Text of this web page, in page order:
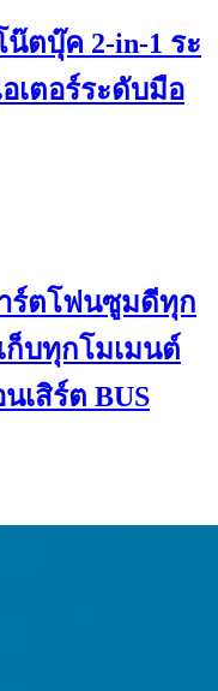
น๊ตบุ๊ค 2-in-1 ระ
เตอร์ระดับมือ
ร์ตโฟนซูมดีทุก
ก็บทุกโมเมนต์
เสิร์ต BUS